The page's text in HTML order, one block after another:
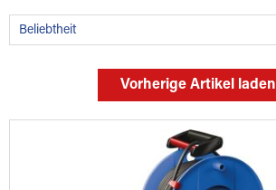
Vorherige Artikel laden